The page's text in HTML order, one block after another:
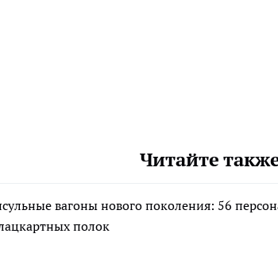
Читайте
вагоны нового поколения: 56
полок